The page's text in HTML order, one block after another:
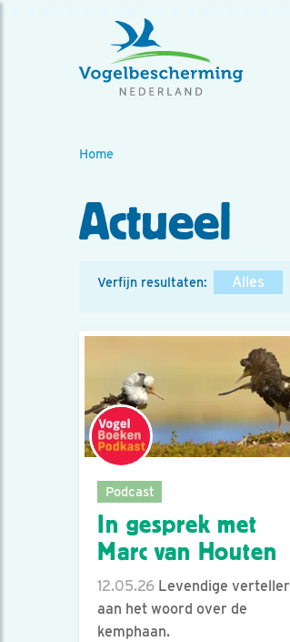
Home
Actueel
Verfijn resultaten: Alles
Podcast
In gesprek met
Marc van Houten
12.05.26 Levendige verteller
aan het woord over de
kemphaan.